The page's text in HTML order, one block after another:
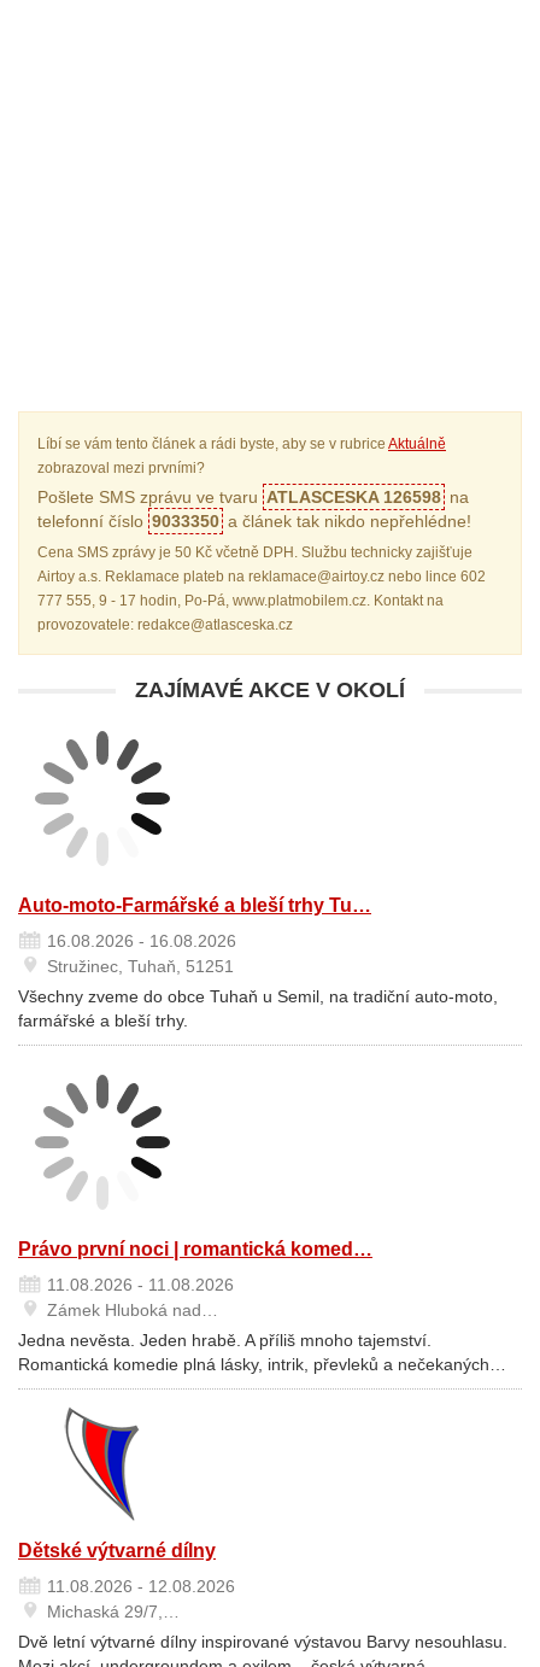
Líbí se vám tento článek a rádi byste, aby se v rubrice Aktuálně
zobrazoval mezi prvními?
Pošlete SMS zprávu ve tvaru ATLASCESKA 126598 na
telefonní číslo 9033350 a článek tak nikdo nepřehlédne!
Cena SMS zprávy je 50 Kč včetně DPH. Službu technicky zajišťuje
Airtoy a.s. Reklamace plateb na reklamace@airtoy.cz nebo lince 602
777 555, 9 - 17 hodin, Po-Pá, www.platmobilem.cz. Kontakt na
provozovatele: redakce@atlasceska.cz
ZAJÍMAVÉ AKCE V OKOLÍ
Auto-moto-Farmářské a bleší trhy Tu…
16.08.2026 - 16.08.2026
Stružinec, Tuhaň, 51251
Všechny zveme do obce Tuhaň u Semil, na tradiční auto-moto,
farmářské a bleší trhy.
Právo první noci | romantická komed…
11.08.2026 - 11.08.2026
Zámek Hluboká nad…
Jedna nevěsta. Jeden hrabě. A příliš mnoho tajemství.
Romantická komedie plná lásky, intrik, převleků a nečekaných…
Dětské výtvarné dílny
11.08.2026 - 12.08.2026
Michaská 29/7,…
Dvě letní výtvarné dílny inspirované výstavou Barvy nesouhlasu.